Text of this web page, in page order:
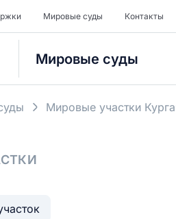
Мировые суды Контакты
Мировые суды
Мировые участки